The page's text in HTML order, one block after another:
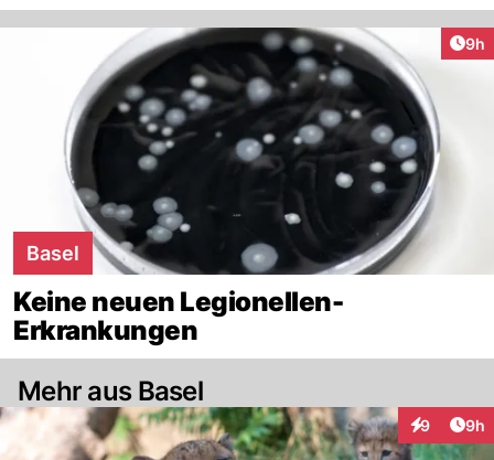
9h
Basel
Keine neuen Legionellen-
Erkrankungen
Mehr aus Basel
9 9h